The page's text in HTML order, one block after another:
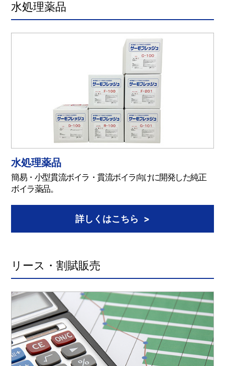
水処理薬品
水処理薬品
簡易・小型貫流ボイラ・貫流ボイラ向けに開発した純正
ボイラ薬品。
詳しくはこちら
リース・割賦販売